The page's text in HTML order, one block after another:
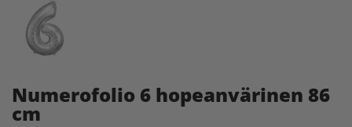
Numerofolio 6 hopeanvärinen 86
cm